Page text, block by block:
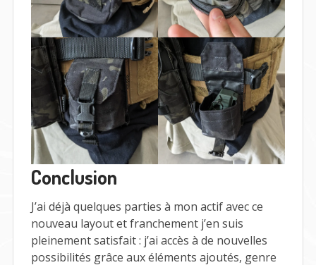
Conclusion
J’ai déjà quelques parties à mon actif avec ce
nouveau layout et franchement j’en suis
pleinement satisfait : j’ai accès à de nouvelles
possibilités grâce aux éléments ajoutés, genre